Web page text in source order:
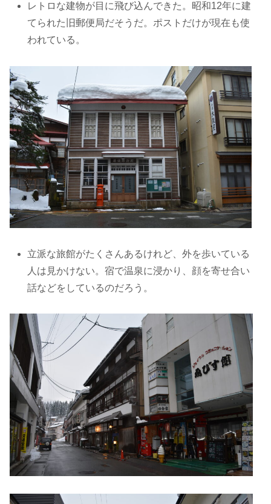
レトロな建物が目に飛び込んできた。昭和12年に建
てられた旧郵便局だそうだ。ポストだけが現在も使
われている。
立派な旅館がたくさんあるけれど、外を歩いている
人は見かけない。宿で温泉に浸かり、顔を寄せ合い
話などをしているのだろう。